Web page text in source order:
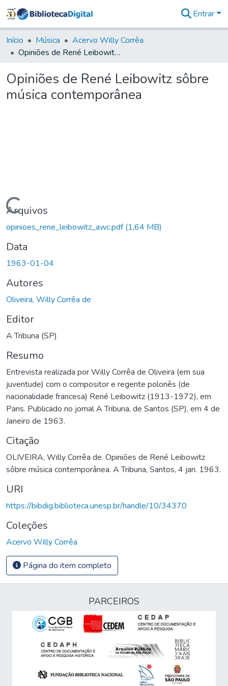
&
Coleções
Tudo na
Digital
Estatísticas
Entrar
Início Música
Acervo Willy Corrêa
Opiniões de René Leibowitz sôbre música contemporânea
Opiniões de René Leibowitz sôbre
música contemporânea
Carregando...
Arquivos
opinioes_rene_leibowitz_awc.pdf(1,64 MB)
Data
1963-01-04
Autores
Oliveira, Willy Corrêa de
Editor
A Tribuna (SP)
Resumo
Entrevista realizada por Willy Corrêa de Oliveira (em sua
juventude) com o compositor e regente polonês (de
nacionalidade francesa) René Leibowitz (1913-1972), em
Paris. Publicado no jornal A Tribuna, de Santos (SP), em 4 de
Janeiro de 1963.
Citação
​OLIVEIRA, Willy Corrêa de. Opiniões de René Leibowitz
sôbre música contemporânea. A Tribuna, Santos, 4 jan. 1963.
URI
https://bibdig.biblioteca.unesp.br/handle/10/34370
Coleções
Acervo Willy Corrêa
Página do item completo
PARCEIROS